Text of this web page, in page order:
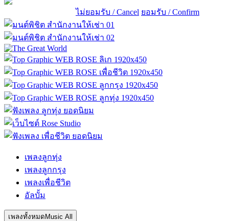
ไม่ยอมรับ / Cancel ยอมรับ / Confirm
เพลงลูกทุ่ง
เพลงลูกกรุง
เพลงเพื่อชีวิต
อัลบั้ม
เพลงทั้งหมด Music All